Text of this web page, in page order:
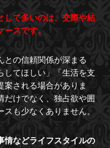
して多いのは、交際や結
スです。
との信頼関係が深まる
してほしい」「生活を支
案される場合がありま
だけでなく、独占欲や囲
も少なくありません。
情などライフスタイルの